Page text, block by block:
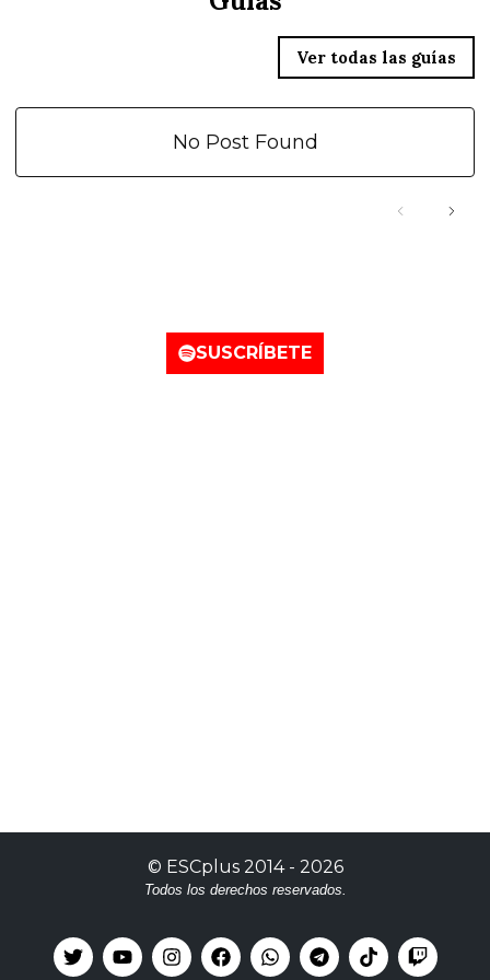
Ver todas las guías
No Post Found
SUSCRÍBETE
© ESCplus2014 - 2026
Todos los derechos reservados.